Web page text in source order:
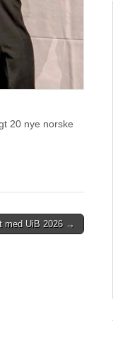
20 nye norske
med UiB 2026 →